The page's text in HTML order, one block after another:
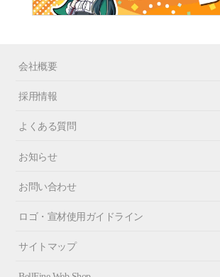
会社概要
採用情報
よくある質問
お知らせ
お問い合わせ
ロゴ・宣材使用ガイドライン
サイトマップ